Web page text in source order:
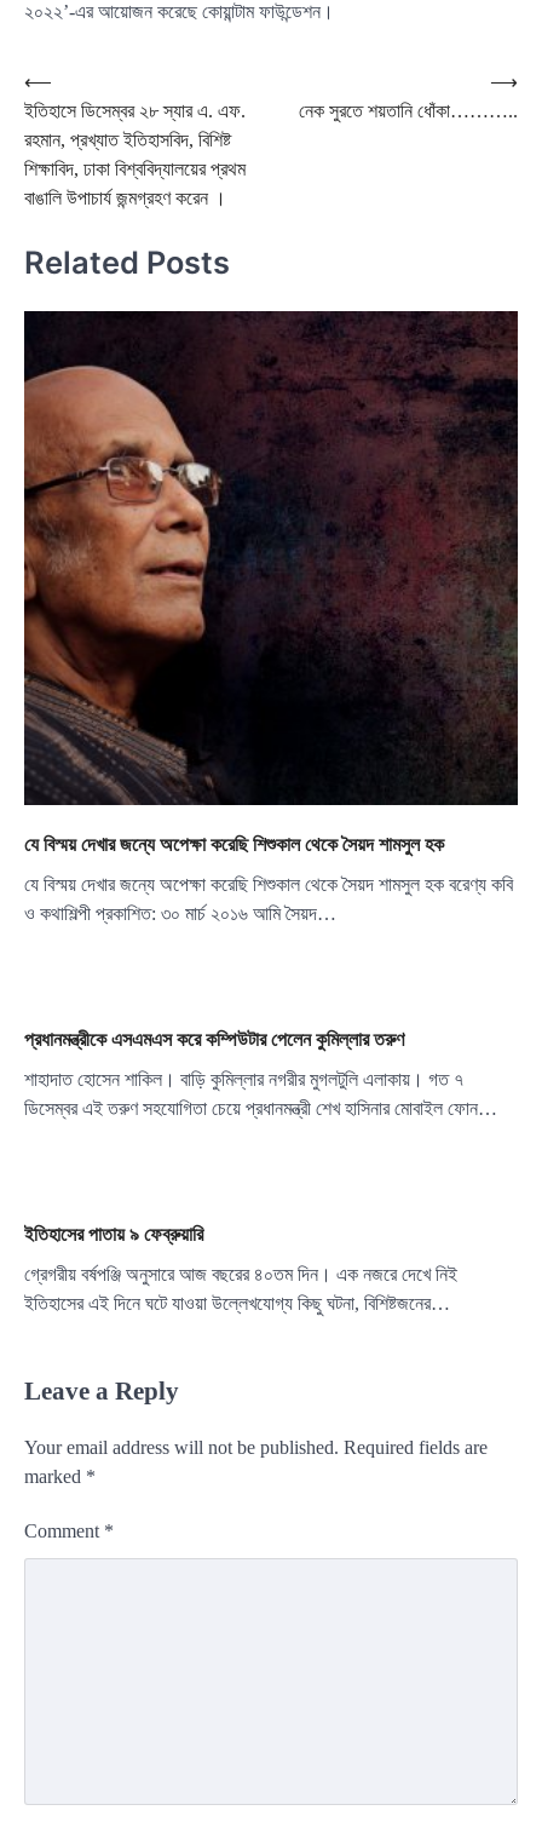
২০২২’-এর আয়োজন করেছে কোয়ান্টাম ফাউন্ডেশন।
Post
navigation
⟵
ইতিহাসে ডিসেম্বর ২৮ স্যার এ. এফ.
রহমান, প্রখ্যাত ইতিহাসবিদ, বিশিষ্ট
শিক্ষাবিদ, ঢাকা বিশ্ববিদ্যালয়ের প্রথম
বাঙালি উপাচার্য জন্মগ্রহণ করেন ।
নেক সুরতে শয়তানি ধোঁকা………..
⟶
Related Posts
যে বিস্ময় দেখার জন্যে অপেক্ষা করেছি শিশুকাল থেকে সৈয়দ শামসুল হক
যে বিস্ময় দেখার জন্যে অপেক্ষা করেছি শিশুকাল থেকে সৈয়দ শামসুল হক বরেণ্য কবি
ও কথাশিল্পী প্রকাশিত: ৩০ মার্চ ২০১৬ আমি সৈয়দ…
প্রধানমন্ত্রীকে এসএমএস করে কম্পিউটার পেলেন কুমিল্লার তরুণ
শাহাদাত হোসেন শাকিল। বাড়ি কুমিল্লার নগরীর মুগলটুলি এলাকায়। গত ৭
ডিসেম্বর এই তরুণ সহযোগিতা চেয়ে প্রধানমন্ত্রী শেখ হাসিনার মোবাইল ফোন…
ইতিহাসের পাতায় ৯ ফেব্রুয়ারি
গ্রেগরীয় বর্ষপঞ্জি অনুসারে আজ বছরের ৪০তম দিন। এক নজরে দেখে নিই
ইতিহাসের এই দিনে ঘটে যাওয়া উল্লেখযোগ্য কিছু ঘটনা, বিশিষ্টজনের…
Leave a Reply
Your email address will not be published. Required fields are
marked *
Comment *